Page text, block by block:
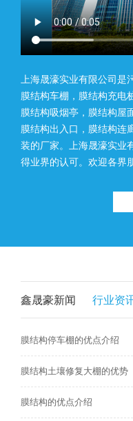
上海晟濠实业有限公司是
膜结构车棚，膜结构充电
膜结构吸烟亭，膜结构屋
膜结构出入口，膜结构连
装的厂家。上海晟濠实业
得业界的认可。欢迎各界
鑫晟豪新闻 行业资
膜结构停车棚的优点介绍
膜结构土壤修复大棚的优势
膜结构的优点介绍